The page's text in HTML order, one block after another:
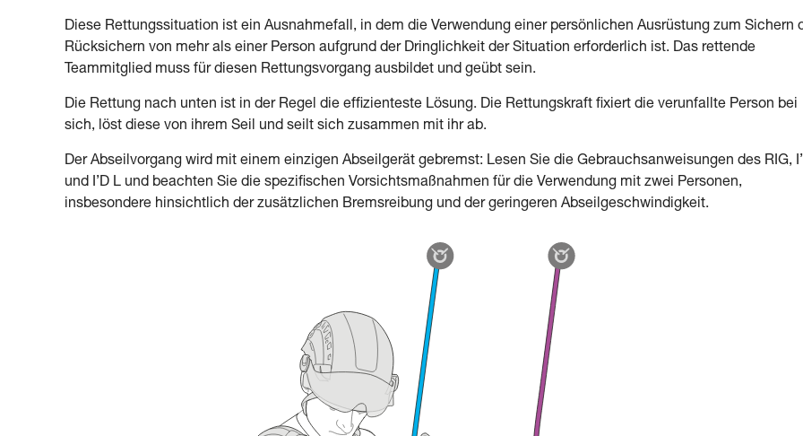
Diese Rettungssituation ist ein Ausnahmefall, in dem die Verwendung einer persönlichen Ausrüstung zum Sichern
Rücksichern von mehr als einer Person aufgrund der Dringlichkeit der Situation erforderlich ist. Das rettende
Teammitglied muss für diesen Rettungsvorgang ausbildet und geübt sein.
Die Rettung nach unten ist in der Regel die effizienteste Lösung. Die Rettungskraft fixiert die verunfallte Person bei
sich, löst diese von ihrem Seil und seilt sich zusammen mit ihr ab.
Der Abseilvorgang wird mit einem einzigen Abseilgerät gebremst: Lesen Sie die Gebrauchsanweisungen des RIG,
und I’D L und beachten Sie die spezifischen Vorsichtsmaßnahmen für die Verwendung mit zwei Personen,
insbesondere hinsichtlich der zusätzlichen Bremsreibung und der geringeren Abseilgeschwindigkeit.